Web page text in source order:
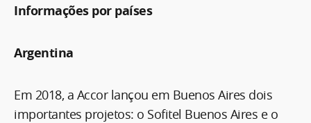
Informações por países
Argentina
Em 2018, a Accor lançou em Buenos Aires dois
importantes projetos: o Sofitel Buenos Aires e o